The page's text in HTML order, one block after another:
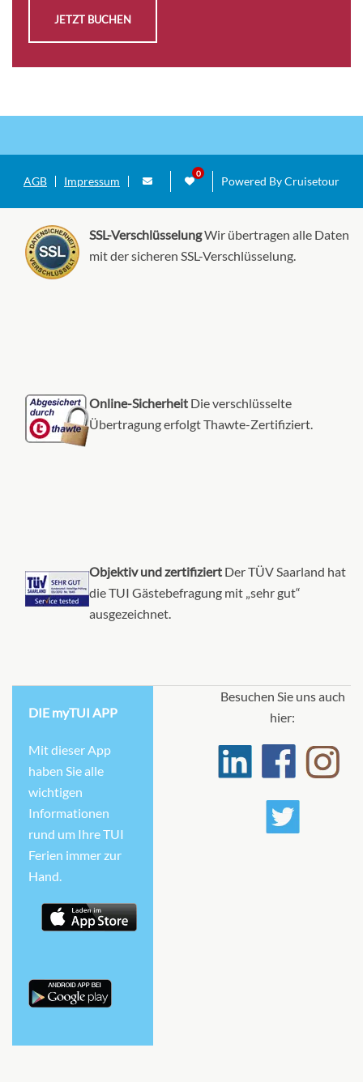
Balkonkabine-[06]
Balkonkabine
KABINE
ANFRAGEN
Balkonkabine-[07]
AUSWÄHLEN
ANFRAGEN
CHF 23'735.00
AUSWÄHLEN
Junior Suite mit Balkon-[09]
AUSWÄHLEN
Grand Suite with Veranda-[10]
JETZT BUCHEN
AGB Impressum Powered By Cruisetour
SSL-VerschlüsselungWir übertragen alle Daten
mit der sicheren SSL-Verschlüsselung.
Online-Sicherheit Die verschlüsselte
Übertragung erfolgt Thawte-Zertifiziert.
Objektiv und zertifiziert Der TÜV Saarland hat
die TUI Gästebefragung mit „sehr gut“
ausgezeichnet.
DIE myTUI APP
Mit dieser App
haben Sie alle
wichtigen
Informationen
rund um Ihre TUI
Ferien immer zur
Hand.
Besuchen Sie uns auch
hier: